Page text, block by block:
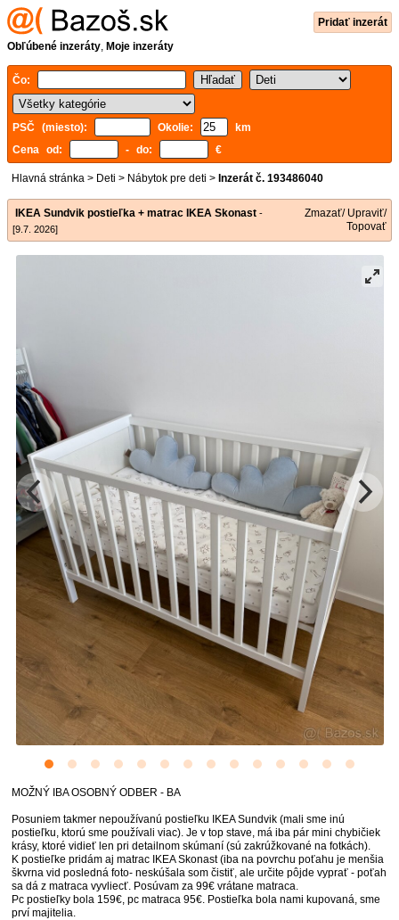
Pridať inzerát
Obľúbené inzeráty, Moje inzeráty
Čo:
PSČ (miesto): Okolie:
km
Cena od:
- do: €
Hlavná stránka > Deti > Nábytok pre deti > Inzerát č. 193486040
IKEA Sundvik postieľka + matrac IKEA Skonast -
[9.7. 2026]
Zmazať/ Upraviť/
Topovať
MOŽNÝ IBA OSOBNÝ ODBER - BA
Posuniem takmer nepoužívanú postieľku IKEA Sundvik (mali sme inú
postieľku, ktorú sme používali viac). Je v top stave, má iba pár mini chybičiek
krásy, ktoré vidieť len pri detailnom skúmaní (sú zakrúžkované na fotkách).
K postieľke pridám aj matrac IKEA Skonast (iba na povrchu poťahu je menšia
škvrna vid posledná foto- neskúšala som čistiť, ale určite pôjde vyprať - poťah
sa dá z matraca vyvliecť. Posúvam za 99€ vrátane matraca.
Pc postieľky bola 159€, pc matraca 95€. Postieľka bola nami kupovaná, sme
prví majitelia.